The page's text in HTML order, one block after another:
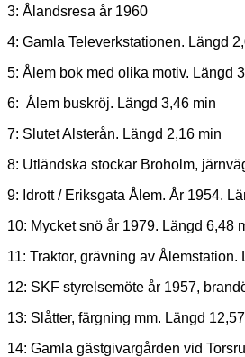
3: Ålandsresa år 1960
4: Gamla Televerkstationen. Längd
5: Ålem bok med olika motiv. Längd
6: Ålem buskröj. Längd 3,46 min
7: Slutet Alsterån. Längd 2,16 min
8: Utländska stockar Broholm,
9: Idrott / Eriksgata Ålem. År 1954.
10: Mycket snö år 1979. Längd 6,48
11: Traktor, grävning av Ålemstation.
12: SKF styrelsemöte år 1957,
13: Slåtter, färgning mm. Längd
14: Gamla gästgivargården vid